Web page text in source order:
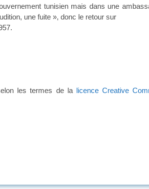
tunisien mais dans une
une fuite », donc le retour sur
1957.
les termes de la licence Creative